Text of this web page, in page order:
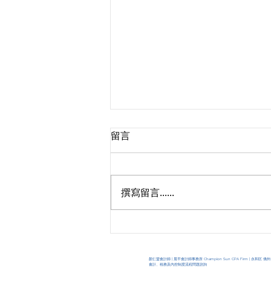
留言
撰寫留言......
顏仁盟會計師 | 晨平會計師事務所 Champion Sun CPA Firm | 永和区 僑
會計、稅務及內控制度流程問題諮詢